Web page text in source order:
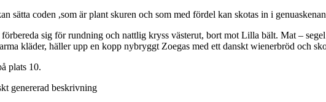
sätta coden ,som är plant skuren och som med fördel kan skotas in i
sig för rundning och nattlig kryss västerut, bort mot Lilla bält. Mat –
kläder, häller upp en kopp nybryggt Zoegas med ett danskt wienerbröd och
plats 10.